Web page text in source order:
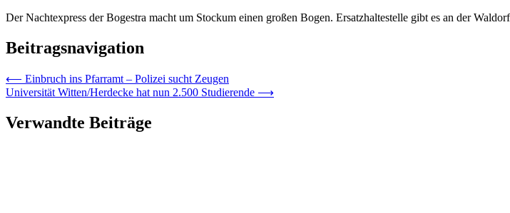
Der Nachtexpress der Bogestra macht um Stockum einen großen Bogen. Ersatzhaltestelle gibt es an der
Beitragsnavigation
⟵ Einbruch ins Pfarramt – Polizei sucht Zeugen
Universität Witten/Herdecke hat nun 2.500 Studierende ⟶
Verwandte Beiträge